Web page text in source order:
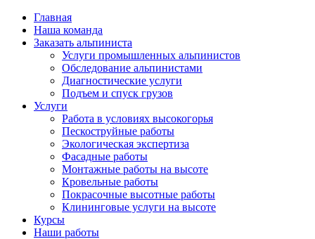
Главная
Наша команда
Заказать альпиниста
Услуги промышленных альпинистов
Обследование альпинистами
Диагностические услуги
Подъем и спуск грузов
Услуги
Работа в условиях высокогорья
Пескоструйные работы
Экологическая экспертиза
Фасадные работы
Монтажные работы на высоте
Кровельные работы
Покрасочные высотные работы
Клининговые услуги на высоте
Курсы
Наши работы